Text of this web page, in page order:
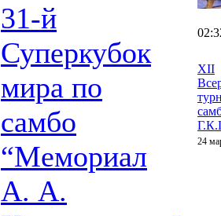
31-й
Суперкубок
мира по
самбо
“Мемориал
А. А.
XII
24